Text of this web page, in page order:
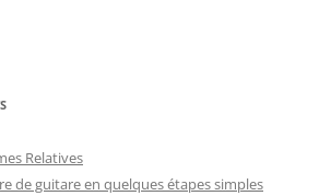
Relatives
de guitare en quelques étapes simples